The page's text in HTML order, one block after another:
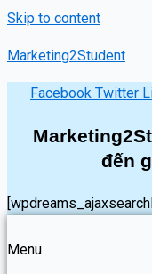
Skip to content
Marketing2Student
Facebook Twitter
đến
Menu